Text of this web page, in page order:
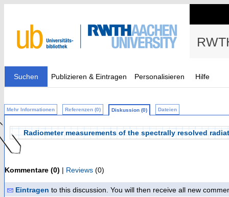
Suchen Publizieren & Eintragen Personalisieren Hilfe
Mehr Informationen Referenzen (0) Diskussion (0) Dateien
Radiometer measurements of the spectrally resolved
Kommentare (0) | Reviews (0)
Eintragen to this discussion. You will then receive all new